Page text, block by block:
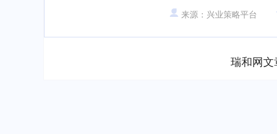
来源：兴业策略平台
瑞和网